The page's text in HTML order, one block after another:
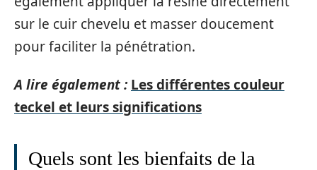
sur le cuir chevelu et masser doucement
pour faciliter la pénétration.
A lire également : Les différentes couleur
teckel et leurs significations
Quels sont les bienfaits de la